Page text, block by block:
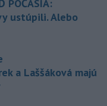
POČASIA:
ustúpili. Alebo
a Laššáková majú